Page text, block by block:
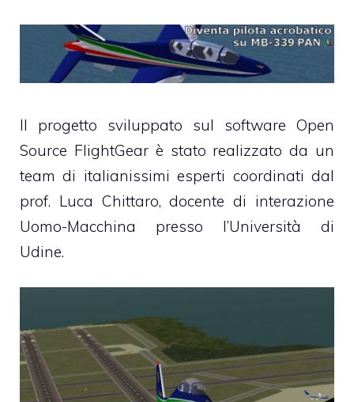
Il progetto sviluppato sul software Open
Source FlightGearè stato realizzato da un
team di italianissimi esperti coordinati dal
prof. Luca Chittaro, docente di interazione
Uomo-Macchina presso l’Università di
Udine.